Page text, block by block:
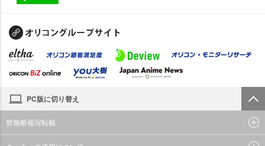
PC版に切り替え
禁無断複写転載